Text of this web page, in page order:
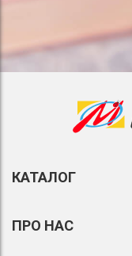
КАТАЛОГ
ПРО НАС